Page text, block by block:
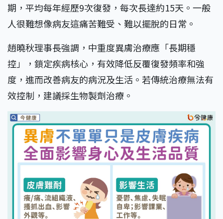
期，平均每年經歷9次復發，每次長達約15天。一般
人很難想像病友這痛苦難受、難以擺脫的日常。
趙曉秋理事長強調，中重度異膚治療應「長期穩
控」，鎖定疾病核心，有效降低反覆復發頻率和強
度，進而改善病友的病況及生活。若傳統治療無法有
效控制，建議採生物製劑治療。